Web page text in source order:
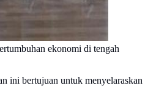
ekonomi di tengah
ini bertujuan untuk menyelaraskan